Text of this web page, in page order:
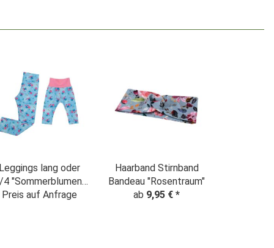
lang oder
"Sommerblumen"
Look hellblau
Preis auf Anfrage
Haarband Stirnband
Bandeau "Rosentraum"
ab 9,95 € *